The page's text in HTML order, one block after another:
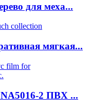
для меха...
мягкая...
NA5016-2 ПВХ ...